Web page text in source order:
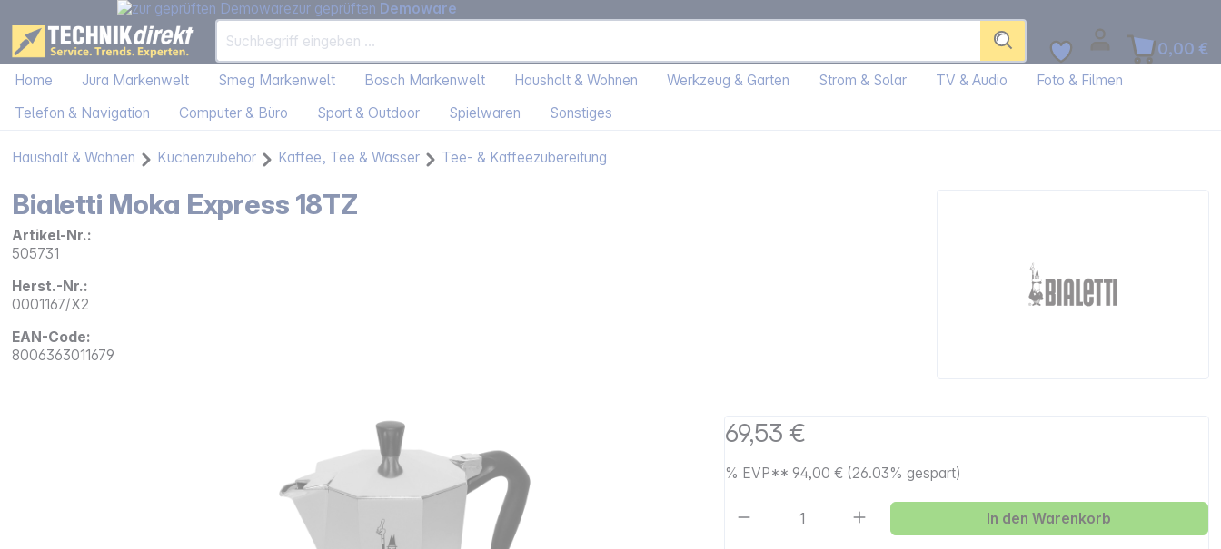
zur geprüften Demoware
0,00 €
Home Jura Markenwelt Smeg Markenwelt Bosch Markenwelt Haushalt & Wohnen Werkzeug & Garten Strom & Solar TV & Audio
Foto & Filmen
Telefon & Navigation
Computer & Büro Sport & Outdoor Spielwaren Sonstiges
Haushalt & Wohnen Küchenzubehör Kaffee, Tee & Wasser Tee- & Kaffeezubereitung
Bialetti Moka Express 18TZ
Artikel-Nr.:
505731
Herst.-Nr.:
0001167/X2
EAN-Code:
8006363011679
69,53 €
% EVP**94,00 € (26.03% gespart)
Artikel Anzahl: Gib den gewünschten Wert ein
In den Warenkorb